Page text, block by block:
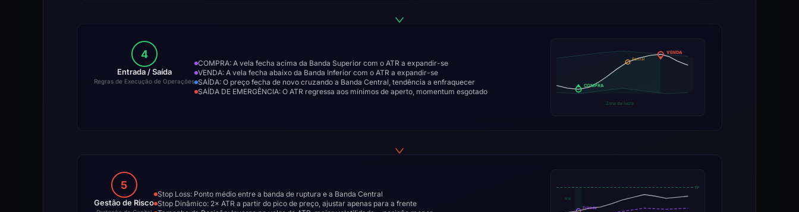
4
Entrada / Saída
Regras de Execução de Operações
COMPRA: A vela fecha acima da Banda Superior com o ATR a expandir-se
VENDA: A vela fecha abaixo da Banda Inferior com o ATR a expandir-se
SAÍDA: O preço fecha de novo cruzando a Banda Central, tendência a enfraquecer
SAÍDA DE EMERGÊNCIA: O ATR regressa aos mínimos de aperto, momentum esgotado
COMPRA
Parcial
VENDA
Zona de lucro
5
Gestão de Risco
Stop Loss: Ponto médio entre a banda de ruptura e a Banda Central
Stop Dinâmico: 2× ATR a partir do pico de preço, ajustar apenas para a frente
Entrada
TP
R:R